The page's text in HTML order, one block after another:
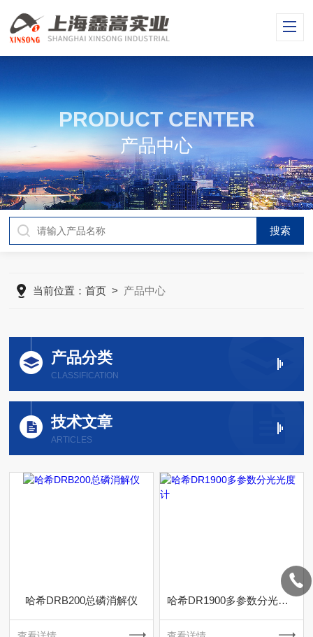
PRODUCT CENTER
产品中心
当前位置：首页 > 产品中心
产品分类
CLASSIFICATION
技术文章
ARTICLES
哈希DRB200总磷消解仪 哈希DR1900多参数分光光度计